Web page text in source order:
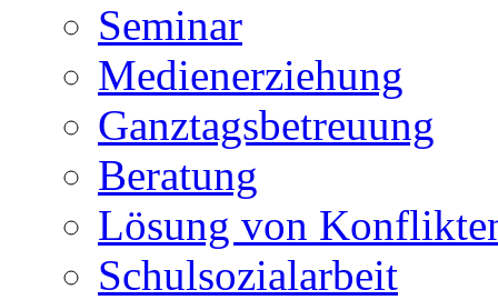
Seminar
Medienerziehung
Ganztagsbetreuung
Beratung
Lösung von
Schulsozialarbeit